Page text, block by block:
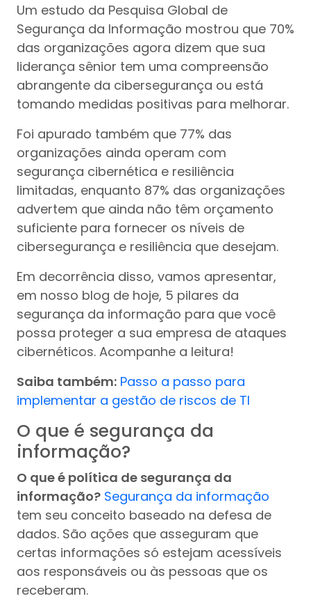
Um estudo da Pesquisa Global de
Segurança da Informação mostrou que 70%
das organizações agora dizem que sua
liderança sênior tem uma compreensão
abrangente da cibersegurança ou está
tomando medidas positivas para melhorar.
Foi apurado também que 77% das
organizações ainda operam com
segurança cibernética e resiliência
limitadas, enquanto 87% das organizações
advertem que ainda não têm orçamento
suficiente para fornecer os níveis de
cibersegurança e resiliência que desejam.
Em decorrência disso, vamos apresentar,
em nosso blog de hoje, 5 pilares da
segurança da informação para que você
possa proteger a sua empresa de ataques
cibernéticos. Acompanhe a leitura!
Saiba também: Passo a passo para
implementar a gestão de riscos de TI
O que é segurança da
informação?
O que é política de segurança da
informação? Segurança da informação
tem seu conceito baseado na defesa de
dados. São ações que asseguram que
certas informações só estejam acessíveis
aos responsáveis ou às pessoas que os
receberam.